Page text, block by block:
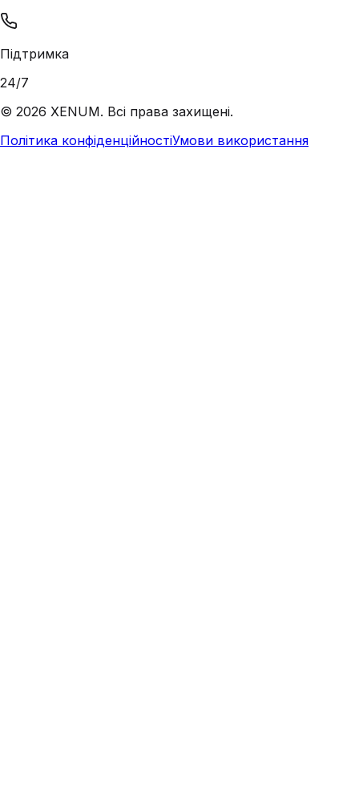
Підтримка
24/7
© 2026 XENUM. Всі права захищені.
Політика конфіденційностіУмови використання